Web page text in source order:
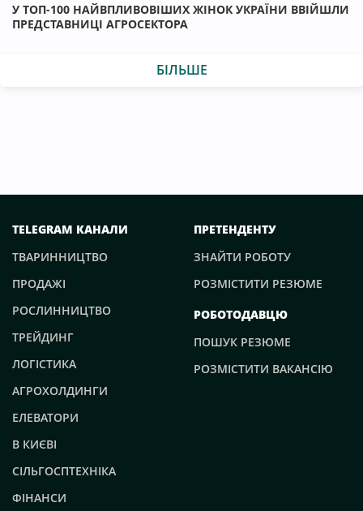
У ТОП-100 НАЙВПЛИВОВІШИХ ЖІНОК УКРАЇНИ ВВІЙШЛИ
ПРЕДСТАВНИЦІ АГРОСЕКТОРА
БІЛЬШЕ
TELEGRAM КАНАЛИ
ТВАРИННИЦТВО
ПРОДАЖІ
РОСЛИННИЦТВО
ТРЕЙДИНГ
ЛОГІСТИКА
АГРОХОЛДИНГИ
ЕЛЕВАТОРИ
В КИЄВІ
СІЛЬГОСПТЕХНІКА
ФІНАНСИ
ПРЕТЕНДЕНТУ
ЗНАЙТИ РОБОТУ
РОЗМІСТИТИ РЕЗЮМЕ
РОБОТОДАВЦЮ
ПОШУК РЕЗЮМЕ
РОЗМІСТИТИ ВАКАНСІЮ